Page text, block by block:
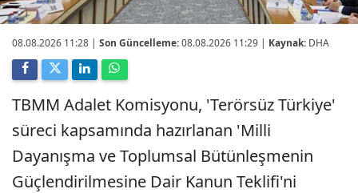
08.08.2026 11:28 | Son Güncelleme:08.08.2026 11:29 | Kaynak: DHA
TBMM Adalet Komisyonu, 'Terörsüz Türkiye'
süreci kapsamında hazırlanan 'Milli
Dayanışma ve Toplumsal Bütünleşmenin
Güçlendirilmesine Dair Kanun Teklifi'ni